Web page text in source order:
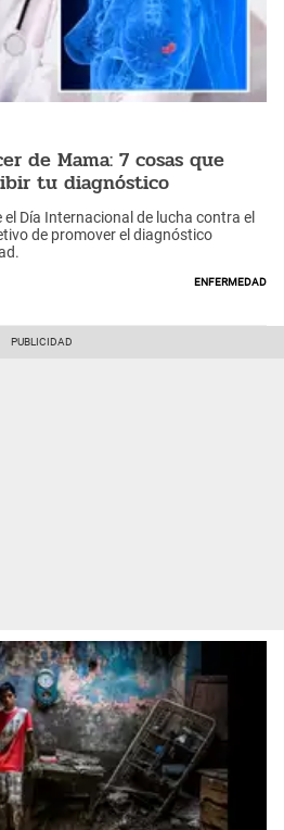
de Mama: 7 cosas que
tu diagnóstico
Día Internacional de lucha contra el
de promover el diagnóstico
Enfermedad